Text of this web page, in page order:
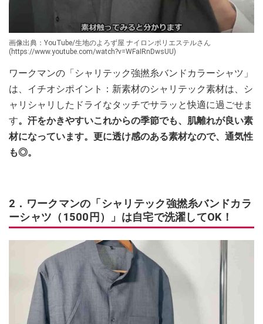
画像出典：YouTube/生地のよろず屋 ナイロンポリエステルさん
(https://www.youtube.com/watch?v=WFaIRnDwsUU)
ワークマンの「シャリテック強撚糸バンドカラーシャツ」
は、イチオシポイント：新素材のシャリテック素材は、シ
ャリシャリしたドライなタッチでサラッと快適に過ごせま
す。汗をかきやすいこれからの季節でも、肌離れが良い素
材になっています。更に透け感のある素材なので、通気性
も◎。
2．ワークマンの「シャリテック強撚糸バンドカラ
ーシャツ（1500円）」は自宅で洗濯してOK！